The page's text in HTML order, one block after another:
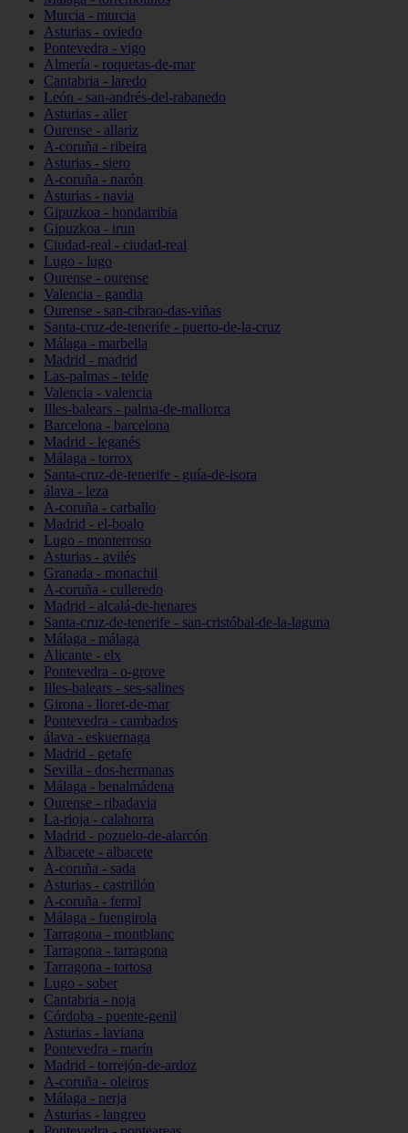
Murcia - murcia
Asturias - oviedo
Pontevedra - vigo
Almería - roquetas-de-mar
Cantabria - laredo
León - san-andrés-del-rabanedo
Asturias - aller
Ourense - allariz
A-coruña - ribeira
Asturias - siero
A-coruña - narón
Asturias - navia
Gipuzkoa - hondarribia
Gipuzkoa - irun
Ciudad-real - ciudad-real
Lugo - lugo
Ourense - ourense
Valencia - gandia
Ourense - san-cibrao-das-viñas
Santa-cruz-de-tenerife - puerto-de-la-cruz
Málaga - marbella
Madrid - madrid
Las-palmas - telde
Valencia - valencia
Illes-balears - palma-de-mallorca
Barcelona - barcelona
Madrid - leganés
Málaga - torrox
Santa-cruz-de-tenerife - guía-de-isora
álava - leza
A-coruña - carballo
Madrid - el-boalo
Lugo - monterroso
Asturias - avilés
Granada - monachil
A-coruña - culleredo
Madrid - alcalá-de-henares
Santa-cruz-de-tenerife - san-cristóbal-de-la-laguna
Málaga - málaga
Alicante - elx
Pontevedra - o-grove
Illes-balears - ses-salines
Girona - lloret-de-mar
Pontevedra - cambados
álava - eskuernaga
Madrid - getafe
Sevilla - dos-hermanas
Málaga - benalmádena
Ourense - ribadavia
La-rioja - calahorra
Madrid - pozuelo-de-alarcón
Albacete - albacete
A-coruña - sada
Asturias - castrillón
A-coruña - ferrol
Málaga - fuengirola
Tarragona - montblanc
Tarragona - tarragona
Tarragona - tortosa
Lugo - sober
Cantabria - noja
Córdoba - puente-genil
Asturias - laviana
Pontevedra - marín
Madrid - torrejón-de-ardoz
A-coruña - oleiros
Málaga - nerja
Asturias - langreo